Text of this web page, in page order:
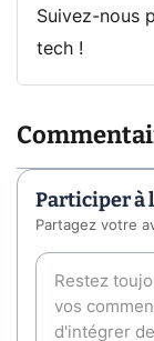
Suivez-nous
tech !
Participer à
Partagez votre